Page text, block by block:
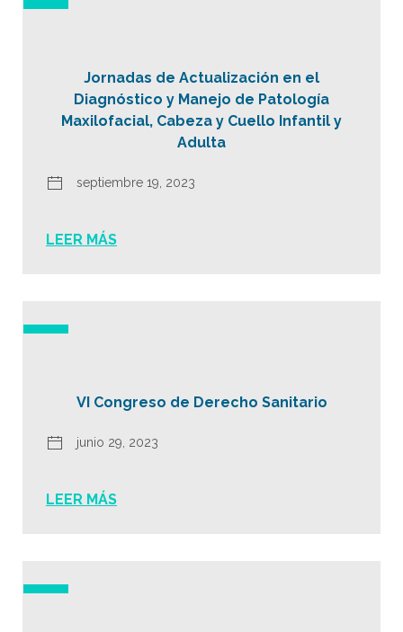
Jornadas de Actualización en el
Diagnóstico y Manejo de Patología
Maxilofacial, Cabeza y Cuello Infantil y
Adulta
septiembre 19, 2023
LEER MÁS
VI Congreso de Derecho Sanitario
junio 29, 2023
LEER MÁS